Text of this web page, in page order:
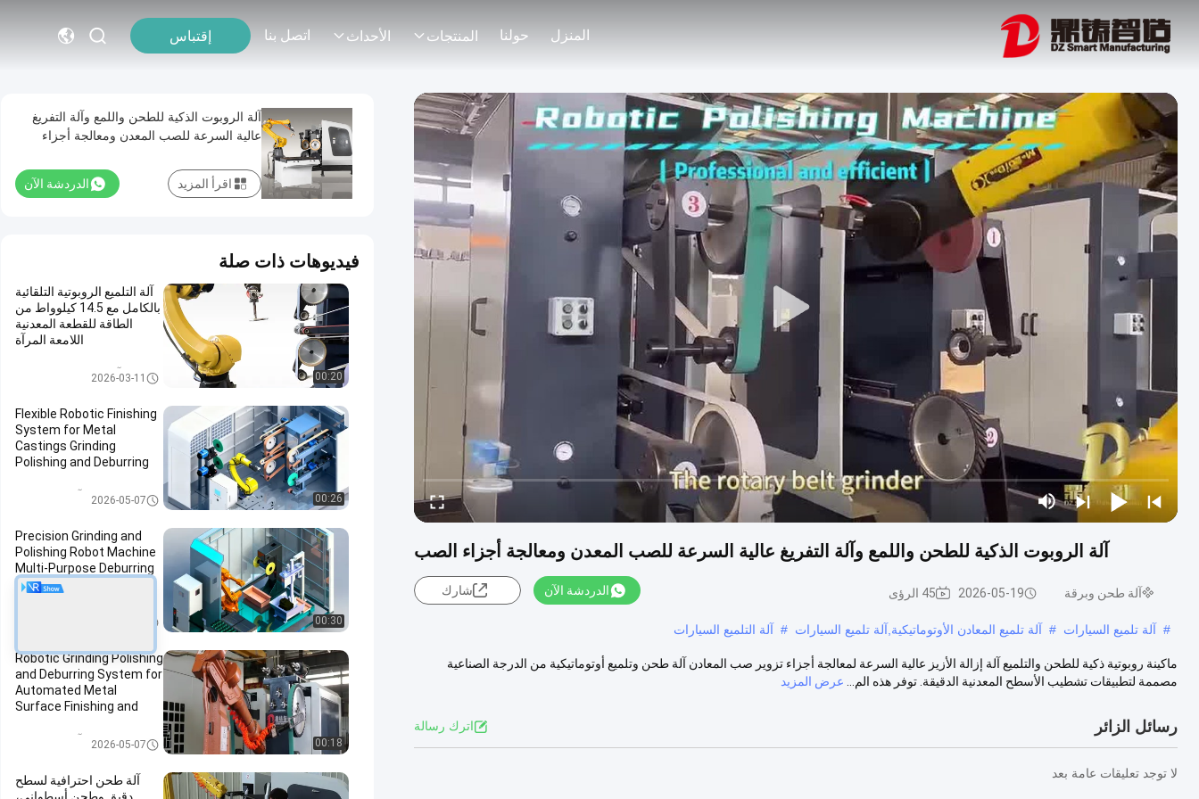
المنزل حولنا المنتجات الأحداث اتصل بنا إقتباس
آلة الروبوت الذكية للطحن واللمع وآلة التفريغ عالية السرعة للصب المعدن ومعالجة أجزاء الصب
آلة طحن وبرقة 2026-05-19 45 الرؤى الدردشة الآن شارك
# آلة تلميع السيارات # آلة تلميع المعادن الأوتوماتيكية,آلة تلميع السيارات # آلة التلميع السيارات
ماكينة روبوتية ذكية للطحن والتلميع آلة إزالة الأزيز عالية السرعة لمعالجة أجزاء تزوير صب المعادن آلة طحن وتلميع أوتوماتيكية من الدرجة الصناعية
مصممة لتطبيقات تشطيب الأسطح المعدنية الدقيقة. توفر هذه الم...
عرض المزيد
رسائل الزائر اترك رسالة
لا توجد تعليقات عامة بعد
آلة الروبوت الذكية للطحن واللمع وآلة التفريغ
عالية السرعة للصب المعدن ومعالجة أجزاء
الدردشة الآن اقرأ المزيد
فيديوهات ذات صلة
00:20
آلة التلميع الروبوتية التلقائية
بالكامل مع 14.5 كيلوواط من
الطاقة للقطعة المعدنية
اللامعة المرآة
آلة طحن وملمع الروبوت
2026-03-11
00:26
Flexible Robotic Finishing
System for Metal
Castings Grinding
Polishing and Deburring
2026-05-07
00:30
Precision Grinding and
Polishing Robot Machine
Multi-Purpose Deburring
Machine for Hardware
00:18
Robotic Grinding Polishing
and Deburring System for
Automated Metal
Surface Finishing and
2026-05-07
آلة طحن احترافية لسطح